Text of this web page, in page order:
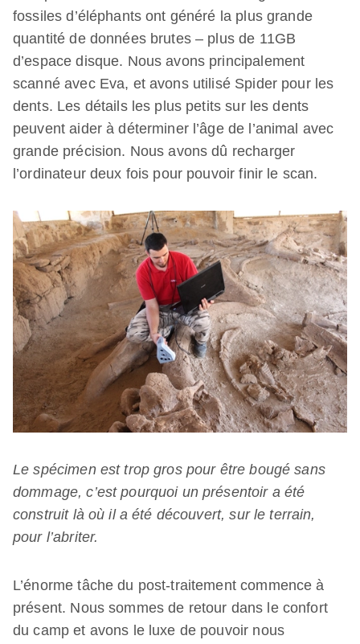
fossiles d’éléphants ont généré la plus grande
quantité de données brutes – plus de 11GB
d’espace disque. Nous avons principalement
scanné avec Eva, et avons utilisé Spider pour les
dents. Les détails les plus petits sur les dents
peuvent aider à déterminer l’âge de l’animal avec
grande précision. Nous avons dû recharger
l’ordinateur deux fois pour pouvoir finir le scan.
Le spécimen est trop gros pour être bougé sans
dommage, c’est pourquoi un présentoir a été
construit là où il a été découvert, sur le terrain,
pour l’abriter.
L’énorme tâche du post-traitement commence à
présent. Nous sommes de retour dans le confort
du camp et avons le luxe de pouvoir nous